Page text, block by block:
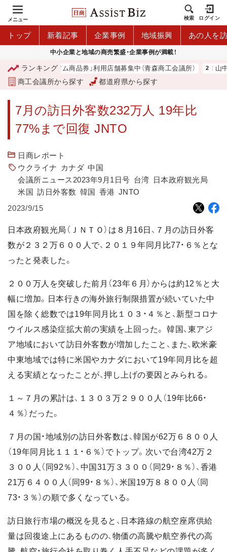
メニュー 検索 ログイン
トップ 新着記事 企業事例 地域振興 あの人を
中小企業と地域の商売繁盛・企業事例が満載！
ランキング
「青森市プレミアム商品券」利用店舗募集中（青森商工会議所） 山
商工会議所から探す 都道府県から探す
7月の訪日外客数232万人 19年比
77%まで回復 JNTO
日商レポート
ウクライナ
カナダ 中国
会議所ニュース2023年9月1日号 台湾 日本政府観光局
米国 訪日外客数 韓国 香港 JNTO
2023/9/15
日本政府観光局（ＪＮＴＯ）は８月16日、７月の訪日外客
数が２３２万６００人で、２０１９年同月比77・６％とな
ったと発表した。
２００万人を突破した前月（23年６月）からは約12％と大
幅に増加。日本行きの海外旅行制限措置が続いていた中
国を除く総数では19年同月比１０３・４％と、新型コロナ
ウイルス感染症拡大前の実績を上回った。 韓国、東アジ
ア地域において訪日外客数が増加したこと、また、欧米豪
中東地域では特に米国やカナダにおいて19年同月比を超
える実績となったことが、押し上げの要因とみられる。
１～７月の累計は、１３０３万２９００人（19年比66・
４％）だった。
７月の国・地域別の訪日外客数は、韓国が62万６８００人
（19年同月比１１１・６％）でトップ。次いで台湾42万２
３００人（同92％）、中国31万３３００（同29・８％）、香港
21万６４００人（同99・８％）、米国19万８８００人（同
73・３％）の順で多くなっている。
訪日旅行市場の概況を見ると、日本路線の航空座席供給
量は回復途上にあるものの、物価の高騰や航空券代の高